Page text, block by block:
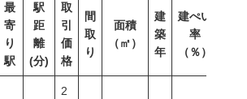
最
寄
り
駅
駅
距
離
(分)
取
引
価
格
間
取
り
面積
（㎡）
建
築
年
建ぺい
率
（％）
2